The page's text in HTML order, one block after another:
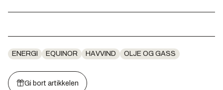
ENERGI EQUINOR HAVVIND OLJE OG GASS
Gi bort artikkelen